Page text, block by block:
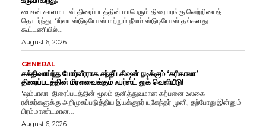
பைசன் காளமாடன் திரைப்படத்தின் மாபெரும் திரையரங்கு வெற்றியைத்
தொடர்ந்து, பிர்லா ஸ்டுடியோஸ் மற்றும் நீலம் ஸ்டுடியோஸ் தங்களது
கூட்டணியில்...
August 6, 2026
GENERAL
சக்திவாய்ந்த போர்வீரராக சந்தீப் கிஷன் நடிக்கும் ‘கரிகாலா’
திரைப்படத்தின் மிரளவைக்கும் ஃபர்ஸ்ட் லுக் வெளியீடு!
'ஷம்பாலா' திரைப்படத்தின் மூலம் தனித்துவமான கற்பனை உலகை
ரசிகர்களுக்கு அறிமுகப்படுத்திய இயக்குநர் யுகேந்தர் முனி, தற்போது இன்னும்
பிரம்மாண்டமான...
August 6, 2026